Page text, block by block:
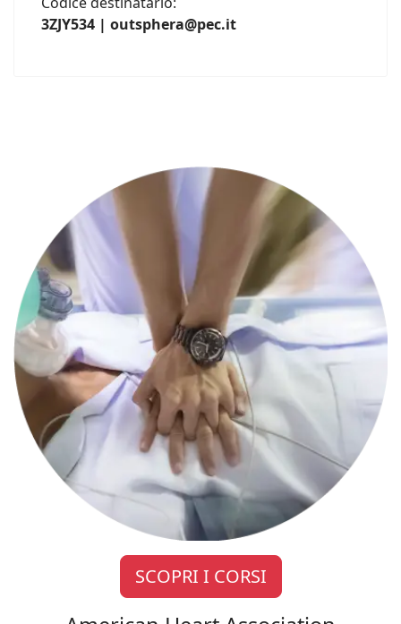
3ZJY534 | outsphera@pec.it
SCOPRI I CORSI